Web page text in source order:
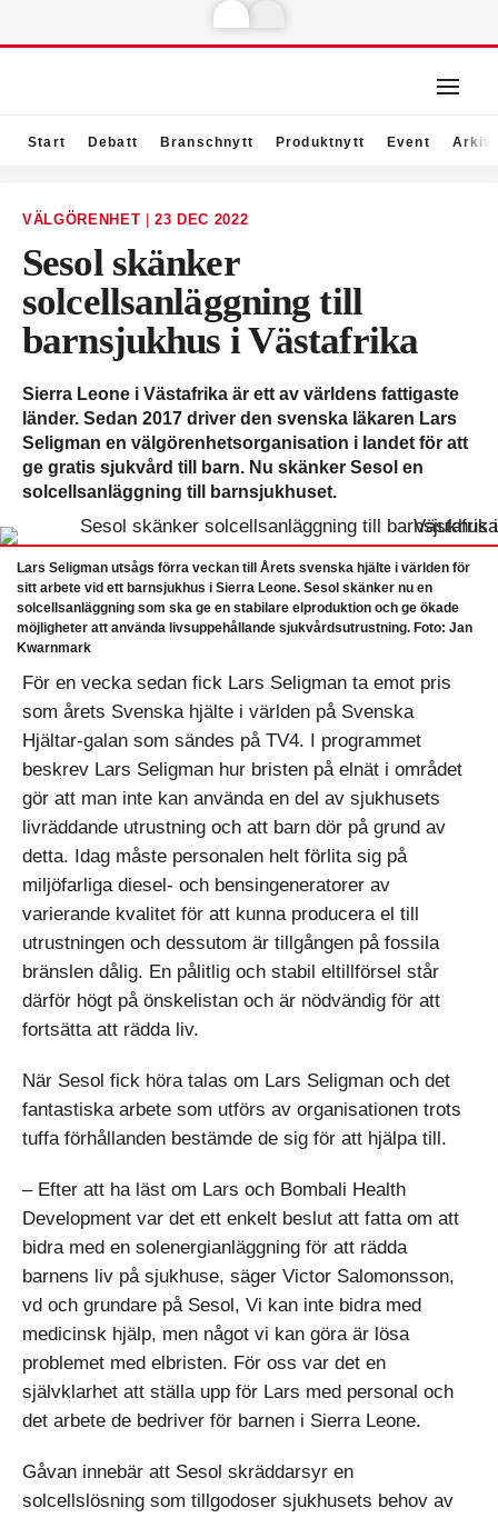
Start Debatt Branschnytt Produktnytt Event Arkiv
VÄLGÖRENHET 23 DEC 2022
Sesol skänker
solcellsanläggning till
barnsjukhus i Västafrika
Sierra Leone i Västafrika är ett av världens fattigaste
länder. Sedan 2017 driver den svenska läkaren Lars
Seligman en välgörenhetsorganisation i landet för att
ge gratis sjukvård till barn. Nu skänker Sesol en
solcellsanläggning till barnsjukhuset.
Lars Seligman utsågs förra veckan till Årets svenska hjälte i världen för
sitt arbete vid ett barnsjukhus i Sierra Leone. Sesol skänker nu en
solcellsanläggning som ska ge en stabilare elproduktion och ge ökade
möjligheter att använda livsuppehållande sjukvårdsutrustning. Foto: Jan
Kwarnmark
För en vecka sedan fick Lars Seligman ta emot pris
som årets Svenska hjälte i världen på Svenska
Hjältar-galan som sändes på TV4. I programmet
beskrev Lars Seligman hur bristen på elnät i området
gör att man inte kan använda en del av sjukhusets
livräddande utrustning och att barn dör på grund av
detta. Idag måste personalen helt förlita sig på
miljöfarliga diesel- och bensingeneratorer av
varierande kvalitet för att kunna producera el till
utrustningen och dessutom är tillgången på fossila
bränslen dålig. En pålitlig och stabil eltillförsel står
därför högt på önskelistan och är nödvändig för att
fortsätta att rädda liv.
När Sesol fick höra talas om Lars Seligman och det
fantastiska arbete som utförs av organisationen trots
tuffa förhållanden bestämde de sig för att hjälpa till.
– Efter att ha läst om Lars och Bombali Health
Development var det ett enkelt beslut att fatta om att
bidra med en solenergianläggning för att rädda
barnens liv på sjukhuse, säger Victor Salomonsson,
vd och grundare på Sesol, Vi kan inte bidra med
medicinsk hjälp, men något vi kan göra är lösa
problemet med elbristen. För oss var det en
självklarhet att ställa upp för Lars med personal och
det arbete de bedriver för barnen i Sierra Leone.
Gåvan innebär att Sesol skräddarsyr en
solcellslösning som tillgodoser sjukhusets behov av